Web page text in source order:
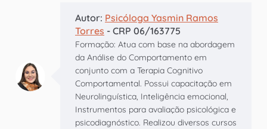
Autor: Psicóloga Yasmin Ramos
Torres - CRP 06/163775
Formação: Atua com base na abordagem
da Análise do Comportamento em
conjunto com a Terapia Cognitivo
Comportamental. Possui capacitação em
Neurolinguística, Inteligência emocional,
Instrumentos para avaliação psicológica e
psicodiagnóstico. Realizou diversos cursos